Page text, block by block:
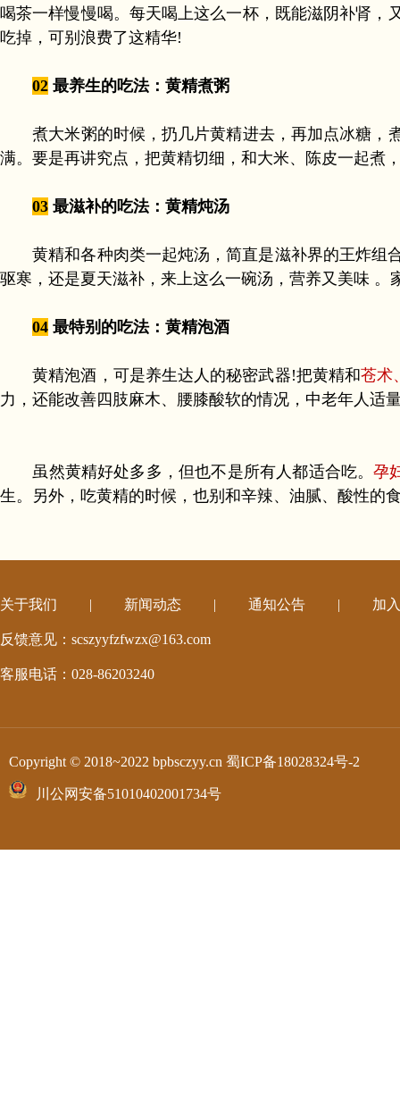
喝茶一样慢慢喝。每天喝上这么一杯，既能滋阴补肾
吃掉，可别浪费了这精华!
02 最养生的吃法：黄精煮粥
煮大米粥的时候，扔几片黄精进去，再加点冰糖，
满。要是再讲究点，把黄精切细，和大米、陈皮一起煮
03 最滋补的吃法：黄精炖汤
黄精和各种肉类一起炖汤，简直是滋补界的王炸组
驱寒，还是夏天滋补，来上这么一碗汤，营养又美味 。
04 最特别的吃法：黄精泡酒
黄精泡酒，可是养生达人的秘密武器!把黄精和苍术
力，还能改善四肢麻木、腰膝酸软的情况，中老年人适
虽然黄精好处多多，但也不是所有人都适合吃。孕
生。另外，吃黄精的时候，也别和辛辣、油腻、酸性的
关于我们 | 新闻动态 | 通知公告 | 加
反馈意见：scszyyfzfwzx@163.com
客服电话：028-86203240
Copyright © 2018~2022 bpbsczyy.cn 蜀ICP备18028324号-2
川公网安备51010402001734号